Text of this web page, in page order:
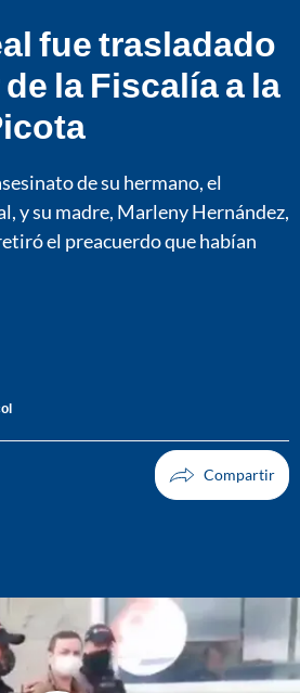
fue trasladado
la Fiscalía a la
de su hermano, el
y su madre, Marleny Hernández,
el preacuerdo que habían